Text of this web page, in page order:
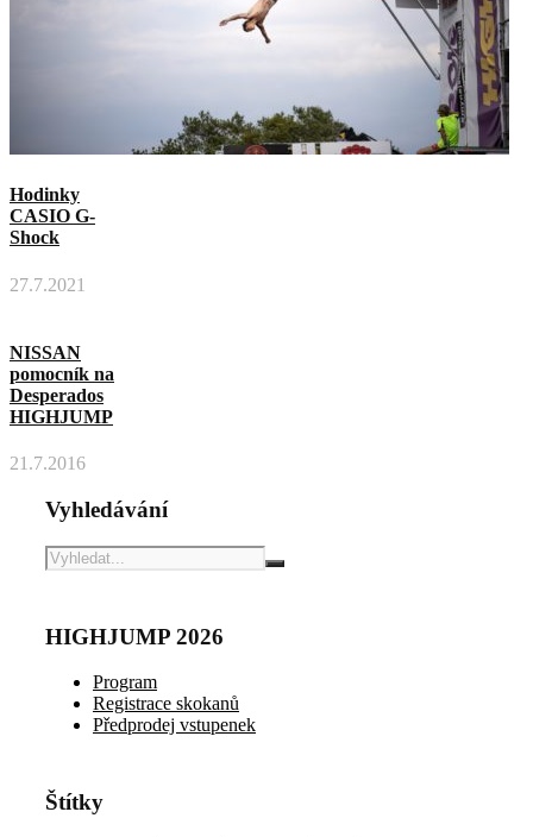
Hodinky
CASIO G-
Shock
27.7.2021
NISSAN
pomocník na
Desperados
HIGHJUMP
21.7.2016
Vyhledávání
HIGHJUMP 2026
Program
Registrace skokanů
Předprodej vstupenek
Štítky